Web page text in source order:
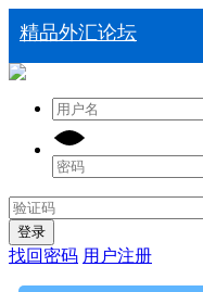
精品外汇论坛
登录
找回密码 用户注册